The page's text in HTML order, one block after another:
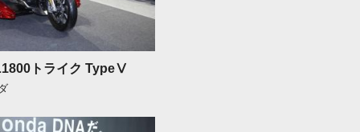
トライク TypeⅤ